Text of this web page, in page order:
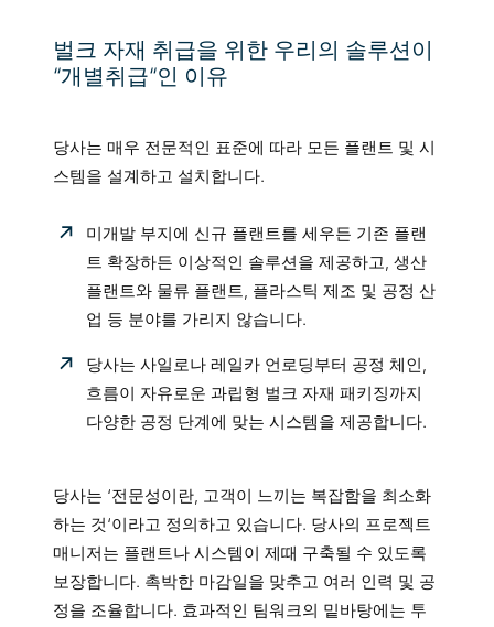
벌크 자재 취급을 위한 우리의 솔루션이
“개별취급“인 이유
당사는 매우 전문적인 표준에 따라 모든 플랜트 및 시
스템을 설계하고 설치합니다.
미개발 부지에 신규 플랜트를 세우든 기존 플랜
트 확장하든 이상적인 솔루션을 제공하고, 생산
플랜트와 물류 플랜트, 플라스틱 제조 및 공정 산
업 등 분야를 가리지 않습니다.
당사는 사일로나 레일카 언로딩부터 공정 체인,
흐름이 자유로운 과립형 벌크 자재 패키징까지
다양한 공정 단계에 맞는 시스템을 제공합니다.
당사는 ‘전문성이란, 고객이 느끼는 복잡함을 최소화
하는 것‘이라고 정의하고 있습니다. 당사의 프로젝트
매니저는 플랜트나 시스템이 제때 구축될 수 있도록
보장합니다. 촉박한 마감일을 맞추고 여러 인력 및 공
정을 조율합니다. 효과적인 팀워크의 밑바탕에는 투